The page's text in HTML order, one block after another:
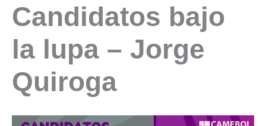
Candidatos bajo
la lupa – Jorge
Quiroga